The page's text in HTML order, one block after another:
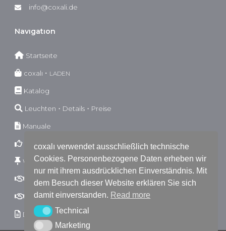
info@coxali.de
Navıgatıon
Startseıte
coxalı ･ LADEN
Katalog
Leuchten・Details・Preise
Manuale
Garantıebestımmungen
Wıderrufsbestımmungen
AGB B2C
AGB B2B
Dokumente
coxalı verwendet ausschließlich technische
Cookies. Personenbezogene Daten erheben wir
nur mit ihrem ausdrücklichen Einverständnis. Mit
dem Besuch dieser Website erklären Sie sich
damit einverstanden. Read more
TechnicalTechnical
MarketingMarketing